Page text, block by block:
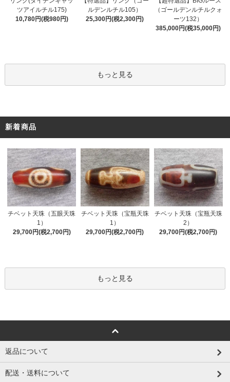
ツアイルチル175)
10,780円(税980円)
ルデンルチル105）
25,300円(税2,300円)
（ゴールデンルチルクォ
ーツ132）
385,000円(税35,000円)
もっと見る
新着商品
チベット天珠（五眼天珠
1）
29,700円(税2,700円)
チベット天珠（宝瓶天珠
1）
29,700円(税2,700円)
チベット天珠（宝瓶天珠
2）
29,700円(税2,700円)
もっと見る
返品について
配送・送料について